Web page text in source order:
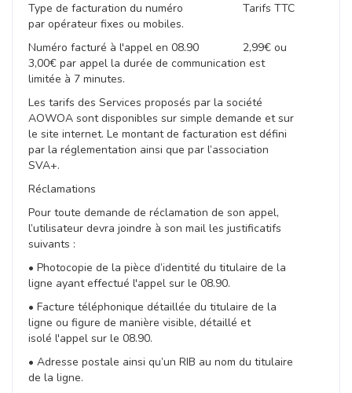
Type de facturation du numéro Tarifs TTC
par opérateur fixes ou mobiles.
Numéro facturé à l'appel en 08.90 2,99€ ou
3,00€ par appel la durée de communication est
limitée à 7 minutes.
Les tarifs des Services proposés par la société
AOWOA sont disponibles sur simple demande et sur
le site internet. Le montant de facturation est défini
par la réglementation ainsi que par l’association
SVA+.
Réclamations
Pour toute demande de réclamation de son appel,
l’utilisateur devra joindre à son mail les justificatifs
suivants :
• Photocopie de la pièce d’identité du titulaire de la
ligne ayant effectué l'appel sur le 08.90.
• Facture téléphonique détaillée du titulaire de la
ligne ou figure de manière visible, détaillé et
isolé l'appel sur le 08.90.
• Adresse postale ainsi qu’un RIB au nom du titulaire
de la ligne.